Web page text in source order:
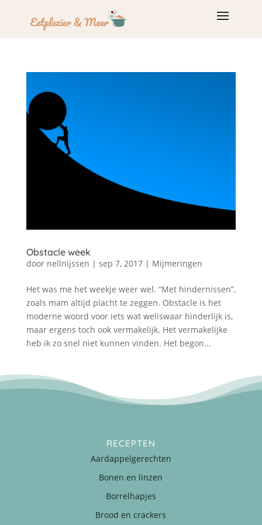
Obstacle week
door nellnijssen | sep 7, 2017| Mijmeringen
Het was me het weekje weer wel. “Met hindernissen”,
zoals mam altijd placht te zeggen. Obstacle is het
moderne woord voor iets wat weliswaar hinderlijk is,
maar ergens toch ook vermakelijk. Het vermakelijke
heb ik zo snel niet kunnen vinden. Het begon...
RECEPTEN
Aardappelgerechten
Bonen en linzen
Borrelhapjes
Brood en crackers